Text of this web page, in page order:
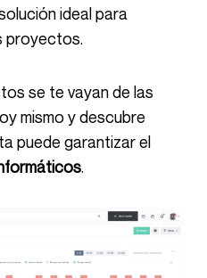
ideal para
proyectos.
mismo y descubre
puede garantizar el
.